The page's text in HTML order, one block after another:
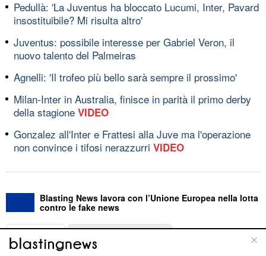
Pedullà: 'La Juventus ha bloccato Lucumi, Inter, Pavard
insostituibile? Mi risulta altro'
Juventus: possibile interesse per Gabriel Veron, il
nuovo talento del Palmeiras
Agnelli: 'Il trofeo più bello sarà sempre il prossimo'
Milan-Inter in Australia, finisce in parità il primo derby
della stagione VIDEO
Gonzalez all'Inter e Frattesi alla Juve ma l'operazione
non convince i tifosi nerazzurri VIDEO
Blasting News lavora con l’Unione Europea nella lotta
contro le fake news
ABOUT